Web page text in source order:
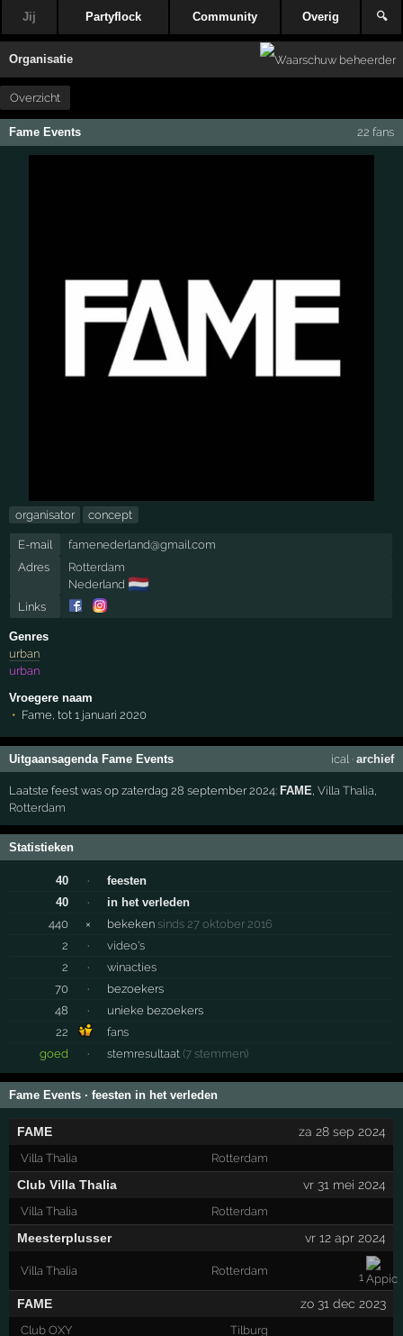
Jij Partyflock Community Overig 🔍
Organisatie
Overzicht
Fame Events 22 fans
organisator concept
E-mail
famenederland@gmail.com
Adres
Rotterdam
Nederland 🇳🇱
Links
Genres
urban
urban
Vroegere naam
Fame, tot 1 januari 2020
Uitgaansagenda Fame Events ical· archief
Laatste feest was op zaterdag 28 september 2024:FAME ,Villa Thalia
Rotterdam
Statistieken
40 ·
feesten
40
·
in het verleden
440
× bekeken sinds 27 oktober 2016
2
·
video's
2
·
winacties
70
·
bezoekers
48
·
unieke bezoekers
22
fans
goed
· stemresultaat (7 stemmen)
Fame Events · feesten in het verleden
FAME za 28 sep 2024
Villa Thalia Rotterdam
Club Villa Thalia vr 31 mei 2024
Villa Thalia Rotterdam
Meesterplusser vr 12 apr 2024
Villa Thalia Rotterdam 1
FAME zo 31 dec 2023
Club OXY Tilburg